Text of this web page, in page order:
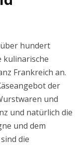
hundert
kulinarische
Frankreich an.
der
und
und natürlich die
und dem
die